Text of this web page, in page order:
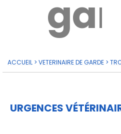
ACCUEIL > VETERINAIRE DE GARDE >
URGENCES